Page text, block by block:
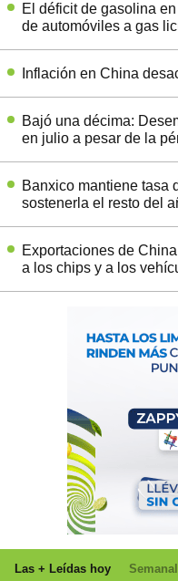
El déficit de gasolina
de automóviles a gas
Inflación en China
Bajó una décima:
en julio a pesar de la
Banxico mantiene tasa
sostenerla el resto del
Exportaciones de
a los chips y a los
Las + Leídas hoy Semanal